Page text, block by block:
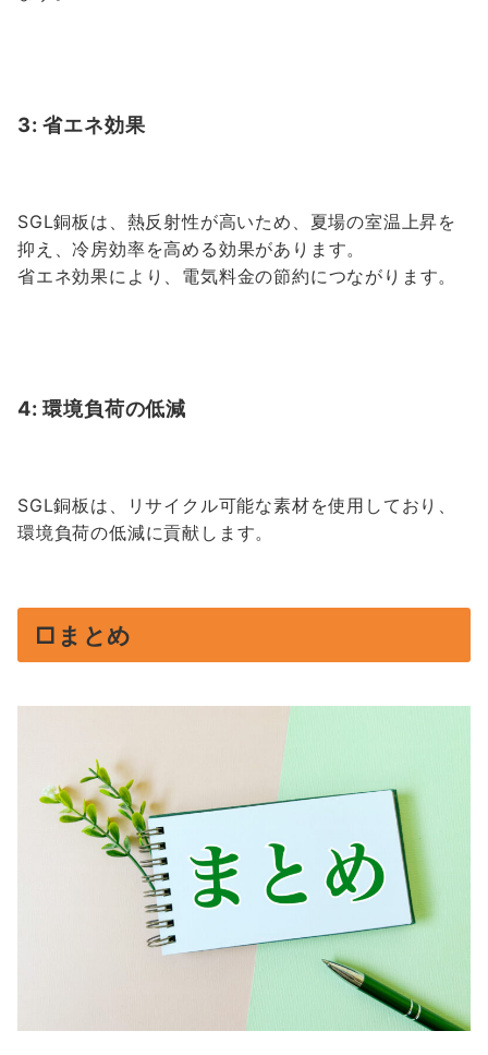
3: 省エネ効果
SGL銅板は、熱反射性が高いため、夏場の室温上昇を
抑え、冷房効率を高める効果があります。
省エネ効果により、電気料金の節約につながります。
4: 環境負荷の低減
SGL銅板は、リサイクル可能な素材を使用しており、
環境負荷の低減に貢献します。
□まとめ